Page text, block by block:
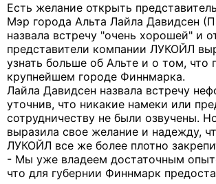
Есть желание открыть
Мэр города Альта Лайла Давидсен
назвала встречу "очень хорошей" и
представители компании ЛУКОЙЛ
узнать больше об Альте и о том, что
крупнейшем городе Финнмарка.
Лайла Давидсен назвала встречу
уточнив, что никакие намеки или
сотрудничеству не были озвучены.
выразила свое желание и надежду,
ЛУКОЙЛ все же более плотно
- Мы уже владеем достаточным
что для губернии Финнмарк